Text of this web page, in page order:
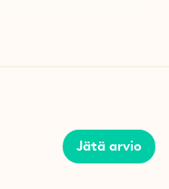
helppo taittaa kokoon
Jätä arvio